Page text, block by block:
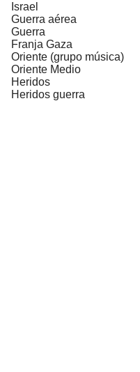
Israel
Guerra aérea
Guerra
Franja Gaza
Oriente (grupo música)
Oriente Medio
Heridos
Heridos guerra